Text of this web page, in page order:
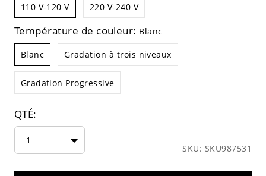
110 V-120 V 220 V-240 V
Température de couleur: Blanc
Blanc Gradation à trois niveaux
Gradation Progressive
QTÉ:
1
SKU: SKU987531